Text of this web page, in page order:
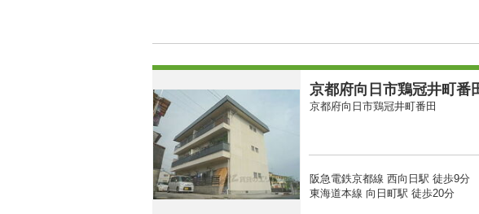
京都府向日市鶏冠井町番
京都府向日市鶏冠井町番田
阪急電鉄京都線 西向日駅 徒歩9分
東海道本線 向日町駅 徒歩20分